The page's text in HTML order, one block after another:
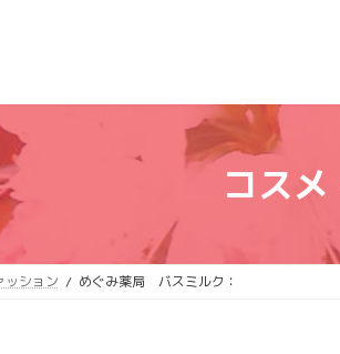
コス
ッション めぐみ薬局 バスミルク：